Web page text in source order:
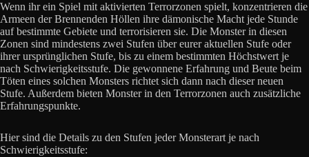
Wenn ihr ein Spiel mit aktivierten Terrorzonen spielt, konzentrieren die
Armeen der Brennenden Höllen ihre dämonische Macht jede Stunde
auf bestimmte Gebiete und terrorisieren sie. Die Monster in diesen
Zonen sind mindestens zwei Stufen über eurer aktuellen Stufe oder
ihrer ursprünglichen Stufe, bis zu einem bestimmten Höchstwert je
nach Schwierigkeitsstufe. Die gewonnene Erfahrung und Beute beim
Töten eines solchen Monsters richtet sich dann nach dieser neuen
Stufe. Außerdem bieten Monster in den Terrorzonen auch zusätzliche
Erfahrungspunkte.
Hier sind die Details zu den Stufen jeder Monsterart je nach
Schwierigkeitsstufe: